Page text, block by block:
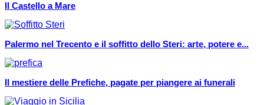
Il Castello a Mare
Palermo nel Trecento e il soffitto dello Steri: arte, potere e...
Il mestiere delle Prefiche, pagate per piangere ai funerali